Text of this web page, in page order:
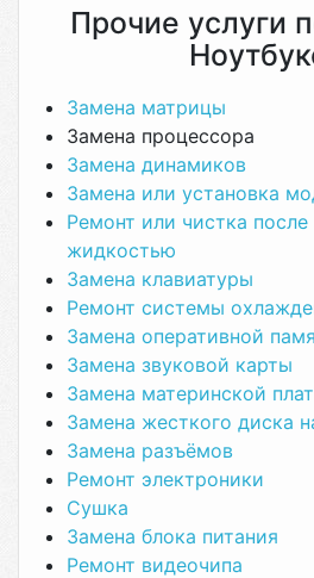
Прочие услуги
Замена матрицы
Замена процессора
Замена динамиков
Замена или установка
Ремонт или чистка после
жидкостью
Замена клавиатуры
Ремонт системы
Замена оперативной
Замена звуковой карты
Замена материнской
Замена жесткого диска
Замена разъёмов
Ремонт электроники
Сушка
Замена блока питания
Ремонт видеочипа